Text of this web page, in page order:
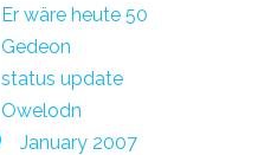
Er wäre heute 50
Gedeon
status update
Owelodn
January 2007